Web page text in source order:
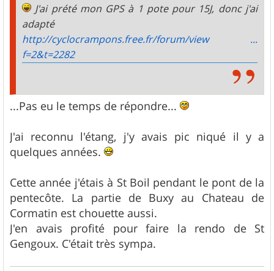
J'ai prété mon GPS à 1 pote pour 15J, donc j'ai
adapté
http://cyclocrampons.free.fr/forum/view ...
f=2&t=2282
...Pas eu le temps de répondre...
J'ai reconnu l'étang, j'y avais pic niqué il y a
quelques années.
Cette année j'étais à St Boil pendant le pont de la
pentecôte. La partie de Buxy au Chateau de
Cormatin est chouette aussi.
J'en avais profité pour faire la rendo de St
Gengoux. C'était très sympa.